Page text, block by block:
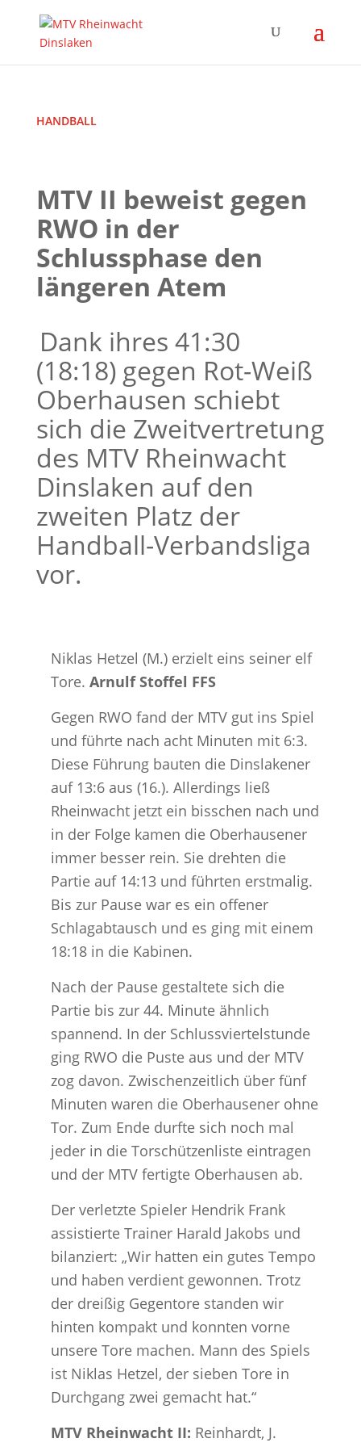
HANDBALL
MTV II beweist gegen
RWO in der
Schlussphase den
längeren Atem
Dank ihres 41:30
(18:18) gegen Rot-Weiß
Oberhausen schiebt
sich die Zweitvertretung
des MTV Rheinwacht
Dinslaken auf den
zweiten Platz der
Handball-Verbandsliga
vor.
Niklas Hetzel (M.) erzielt eins seiner elf
Tore. Arnulf Stoffel FFS
Gegen RWO fand der MTV gut ins Spiel
und führte nach acht Minuten mit 6:3.
Diese Führung bauten die Dinslakener
auf 13:6 aus (16.). Allerdings ließ
Rheinwacht jetzt ein bisschen nach und
in der Folge kamen die Oberhausener
immer besser rein. Sie drehten die
Partie auf 14:13 und führten erstmalig.
Bis zur Pause war es ein offener
Schlagabtausch und es ging mit einem
18:18 in die Kabinen.
Nach der Pause gestaltete sich die
Partie bis zur 44. Minute ähnlich
spannend. In der Schlussviertelstunde
ging RWO die Puste aus und der MTV
zog davon. Zwischenzeitlich über fünf
Minuten waren die Oberhausener ohne
Tor. Zum Ende durfte sich noch mal
jeder in die Torschützenliste eintragen
und der MTV fertigte Oberhausen ab.
Der verletzte Spieler Hendrik Frank
assistierte Trainer Harald Jakobs und
bilanziert: „Wir hatten ein gutes Tempo
und haben verdient gewonnen. Trotz
der dreißig Gegentore standen wir
hinten kompakt und konnten vorne
unsere Tore machen. Mann des Spiels
ist Niklas Hetzel, der sieben Tore in
Durchgang zwei gemacht hat.“
MTV Rheinwacht II: Reinhardt, J.